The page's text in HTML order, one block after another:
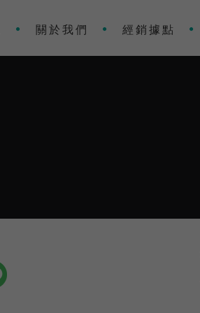
關於我們 經銷據點